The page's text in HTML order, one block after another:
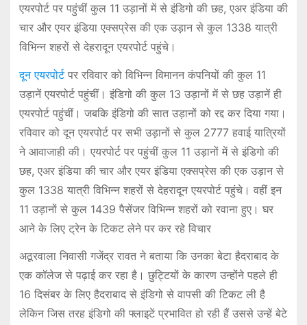
एयरपोर्ट पर पहुंचीं कुल 11 उड़ानों में से इंडिगो की छह, एअर इंडिया की
चार और एयर इंडिया एक्सप्रेस की एक उड़ान से कुल 1338 यात्री
विभिन्न शहरों से देहरादून एयरपोर्ट पहुंचे।
दून एयरपोर्टपर रविवार को विभिन्न विमानन कंपनियों की कुल 11
उड़ानें एयरपोर्ट पहुंचीं। इंडिगो की कुल 13 उड़ानों में से छह उड़ानें ही
एयरपोर्ट पहुंचीं। जबकि इंडिगो की सात उड़ानों को रद्द कर दिया गया।
रविवार को दून एयरपोर्ट पर सभी उड़ानों से कुल 2777 हवाई यात्रियों
ने आवाजाही की। एयरपोर्ट पर पहुंचीं कुल 11 उड़ानों में से इंडिगो की
छह, एअर इंडिया की चार और एयर इंडिया एक्सप्रेस की एक उड़ान से
कुल 1338 यात्री विभिन्न शहरों से देहरादून एयरपोर्ट पहुंचे। वहीं इन
11 उड़ानों से कुल 1439 पैसेंजर विभिन्न शहरों को रवाना हुए। घर
आने के लिए ट्रेन के टिकट लेने पर कर रहे विचार
अठूरवाला निवासी गजेंद्र रावत ने बताया कि उनका बेटा हैदराबाद के
एक कॉलेज से पढ़ाई कर रहा है। छुट्टियों के कारण उन्होंने पहले ही
16 दिसंबर के लिए हैदराबाद से इंडिगो से वापसी की टिकट ली है
लेकिन जिस तरह इंडिगो की फ्लाइटें प्रभावित हो रही हैं उससे उन्हें बेटे